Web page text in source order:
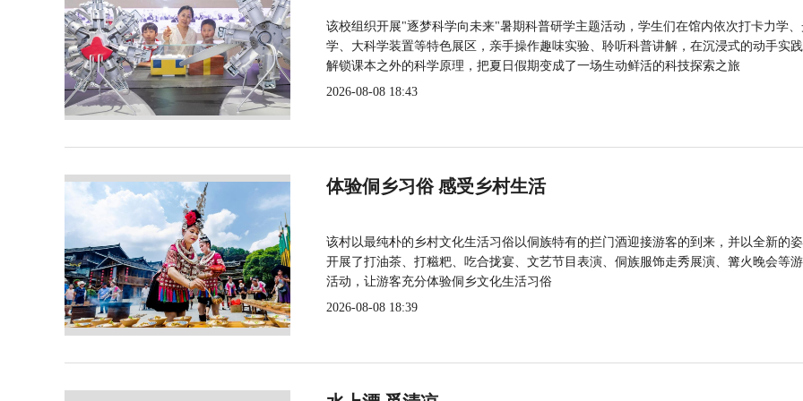
该校组织开展"逐梦科学向未来"暑期科普研学主题活动，学生们在馆内依次打卡力学
学、大科学装置等特色展区，亲手操作趣味实验、聆听科普讲解，在沉浸式的动手实
解锁课本之外的科学原理，把夏日假期变成了一场生动鲜活的科技探索之旅
2026-08-08 18:43
体验侗乡习俗 感受乡村生活
该村以最纯朴的乡村文化生活习俗以侗族特有的拦门酒迎接游客的到来，并以全新的
开展了打油茶、打糍粑、吃合拢宴、文艺节目表演、侗族服饰走秀展演、篝火晚会等
活动，让游客充分体验侗乡文化生活习俗
2026-08-08 18:39